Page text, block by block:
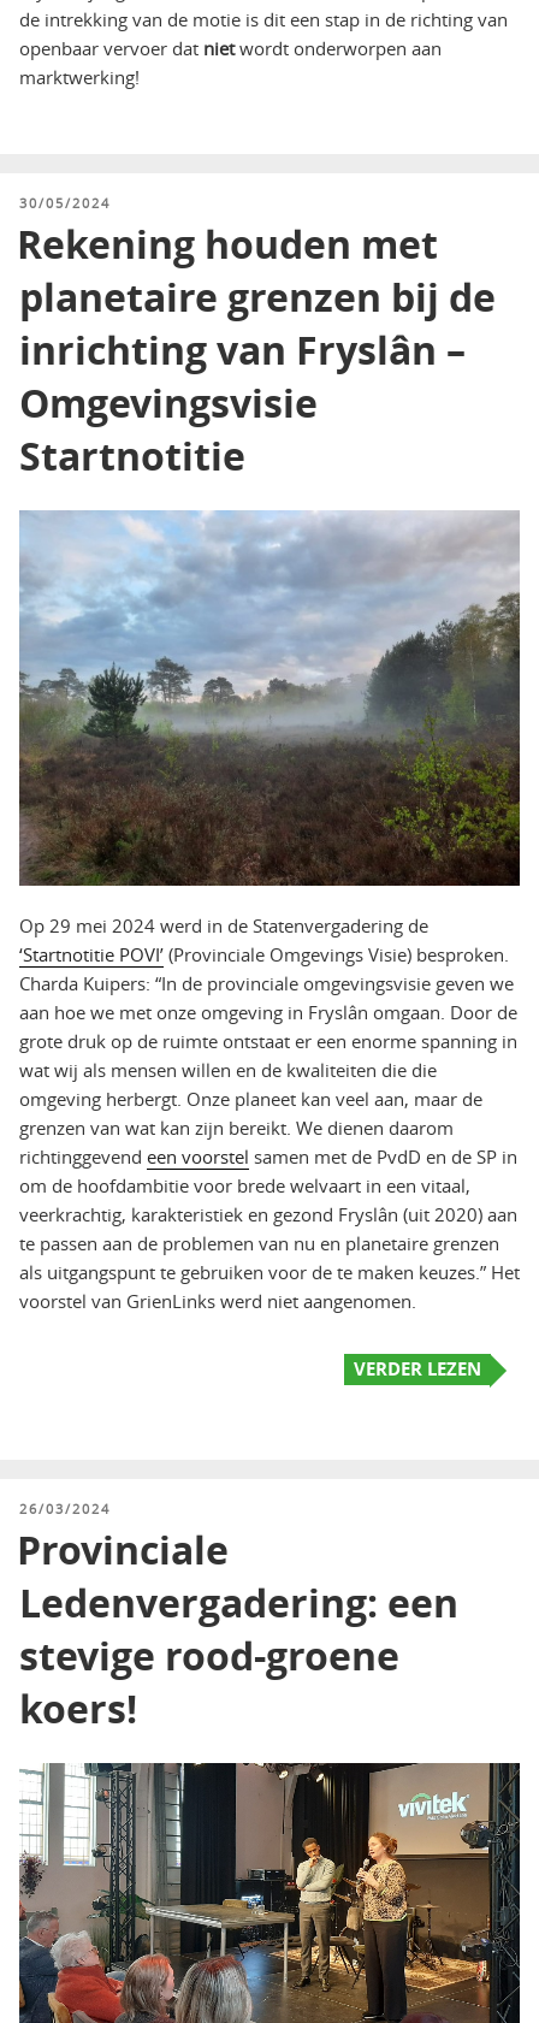
de intrekking van de motie is dit een stap in de richting van
openbaar vervoer dat nietwordt onderworpen aan
marktwerking!
GEPLAATST
30/05/2024
Rekening houden met
planetaire grenzen bij de
inrichting van Fryslân –
Omgevingsvisie
Startnotitie
Op 29 mei 2024 werd in de Statenvergadering de
‘Startnotitie POVI’ (Provinciale Omgevings Visie) besproken.
Charda Kuipers: “In de provinciale omgevingsvisie geven we
aan hoe we met onze omgeving in Fryslân omgaan. Door de
grote druk op de ruimte ontstaat er een enorme spanning in
wat wij als mensen willen en de kwaliteiten die die
omgeving herbergt. Onze planeet kan veel aan, maar de
grenzen van wat kan zijn bereikt. We dienen daarom
richtinggevend een voorstel samen met de PvdD en de SP in
om de hoofdambitie voor brede welvaart in een vitaal,
veerkrachtig, karakteristiek en gezond Fryslân (uit 2020) aan
te passen aan de problemen van nu en planetaire grenzen
als uitgangspunt te gebruiken voor de te maken keuzes.” Het
voorstel van GrienLinks werd niet aangenomen.
VERDER LEZEN
GEPLAATST
26/03/2024
Provinciale
Ledenvergadering: een
stevige rood-groene
koers!